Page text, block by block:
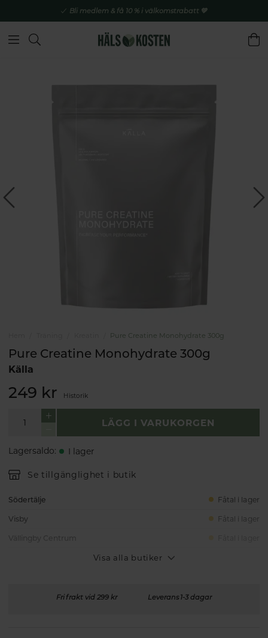
Bli medlem & få 10 % i välkomstrabatt 💚
Pure Creatine Monohydrate 300g
Pure Creatine Monohydrate 300g
Källa
249 kr Historik
LÄGG I VARUKORGEN
Lagersaldo: I lager
Se tillgänglighet i butik
Södertälje Fåtal i lager
Visby Fåtal i lager
Visa alla butiker
Fri frakt vid 299 kr Leverans 1-3 dagar